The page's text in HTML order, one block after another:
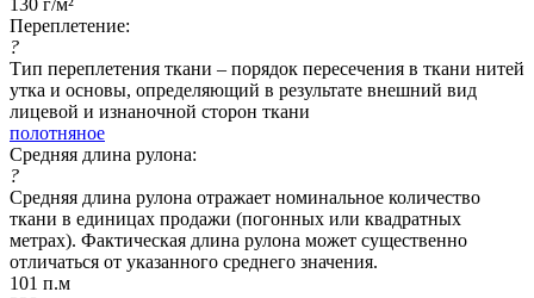
Переплетение:
?
Тип переплетения ткани – порядок пересечения в ткани нитей
утка и основы, определяющий в результате внешний вид
лицевой и изнаночной сторон ткани
полотняное
Средняя длина рулона:
?
Средняя длина рулона отражает номинальное количество
ткани в единицах продажи (погонных или квадратных
метрах). Фактическая длина рулона может существенно
отличаться от указанного среднего значения.
101 п.м